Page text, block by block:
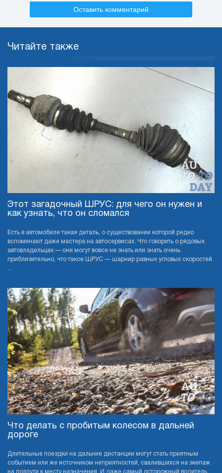
Оставить комментарий
Читайте также
Этот загадочный ШРУС: для чего он нужен и
как узнать, что он сломался
Есть в автомобиле такая деталь, о существовании которой редко
вспоминают даже мастера на автосервисах. Что говорить о рядовых
автовладельцах — они могут вовсе не знать или знать очень
приблизительно, что такое ШРУС — шарнир равных угловых скоростей.
...
Что делать с пробитым колесом в дальней
дороге
Длительные поездки на дальние дистанции могут стать приятным
событием или же источником неприятностей, свалившихся на экипаж
на полпути к месту назначения. И даже самый осторожный водитель